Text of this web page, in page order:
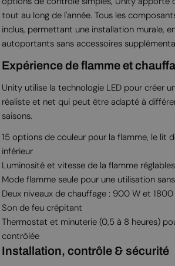
tout au long de l'année. Tous les
inclus, permettant une installation murale,
autoportants sans accessoires
Expérience de flamme et
Unity utilise la technologie LED pour créer
réaliste et net qui peut être adapté à
saisons.
15 options de couleur pour la flamme, le lit
inférieur
Luminosité et vitesse de la flamme réglables
Mode flamme seule pour une utilisation
Deux niveaux de chauffage : 900 W et 1800
Son de feu crépitant
Thermostat et minuterie (0,5 à 8 heures)
contrôlée
Installation, contrôle & sécurité